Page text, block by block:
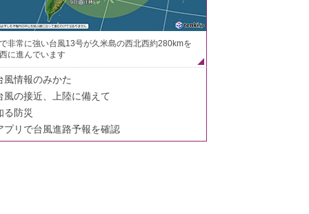
非常に強い台風13号が久米島の西北西約280kmを
に進んでいます
風情報のみかた
風の接近、上陸に備えて
る防災
プリで台風進路予報を確認